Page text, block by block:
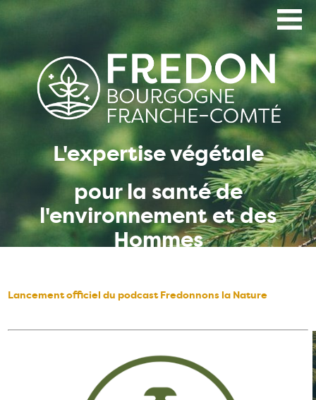
L'expertise végétale
pour la santé de
l'environnement et des
Hommes
Lancement officiel du podcast Fredonnons la Nature